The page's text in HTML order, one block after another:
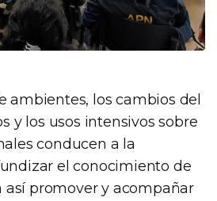
ambientes, los cambios del
y los usos intensivos sobre
conducen a la
el conocimiento de
así promover y acompañar